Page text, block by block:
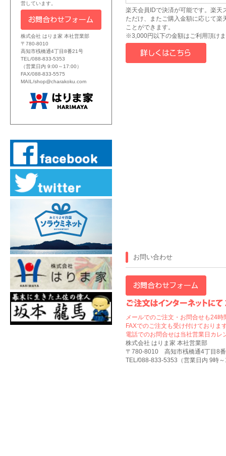
楽天会員IDで決済が可能です。楽天
ただけ、またご購入金額に応じて楽
ことができます。
※3,000円以下の金額はご利用頂け
お問い合わせ
メールでのご注文・お問合せも24
FAXでのご注文も受け付けておりま
電話でのお問合せは当社営業日カレ
株式会社 はりま家 本社営業部
〒780-8010 高知市桟橋通4丁目8
TEL/088-833-5353（営業日内 9時
営しています。
株式会社 はりま家 本社営業部
〒780-8010
高知市桟橋通4丁目8番21号
TEL/088-833-5353
（営業日内 9:00～17:00）
FAX/088-833-5575
MAIL/shop@charakoku.com